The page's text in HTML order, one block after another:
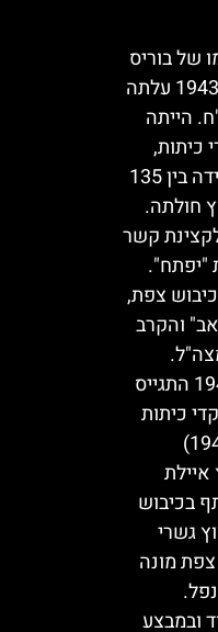
של בוריס
כרמי) נולדה ב-1927, בתורכיה. ב 1943 עלתה
הייתה
כיתות,
קורס מפקדי מחלקות – בחורה יחידה בין 135
חולתה.
קשר
"יפתח".
צפת,
והקרב
נולד ב-1926 בחיפה. ב 1944 התגייס
כיתות
בג'וערה, קורס מפקדי מחלקות (1947)
בכיבוש
גשרי
מונה
ובמבצע